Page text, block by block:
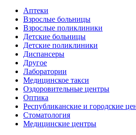
Аптеки
Взрослые больницы
Взрослые поликлиники
Детские больницы
Детские поликлиники
Диспансеры
Другое
Лаборатории
Медицинское такси
Оздоровительные центры
Оптика
Республиканские и городские
Стоматология
Медицинские центры